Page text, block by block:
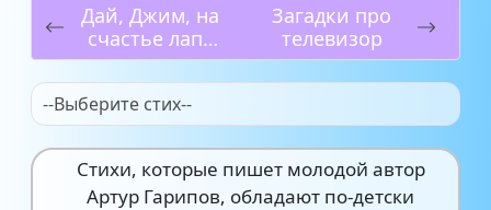
Дай, Джим, на
счастье лапу
мне
Загадки про
телевизор
--Выберите стих--
Стихи, которые пишет молодой автор
Артур Гарипов, обладают по-детски